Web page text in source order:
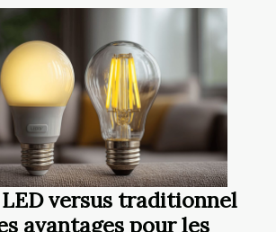
versus traditionnel
avantages pour les